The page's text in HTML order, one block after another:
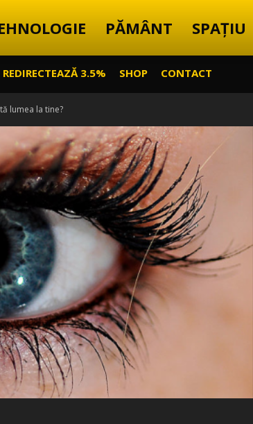
PĂMÂNT SPAȚIU
REDIRECTEAZĂ 3.5% SHOP CONTACT
lumea la tine?